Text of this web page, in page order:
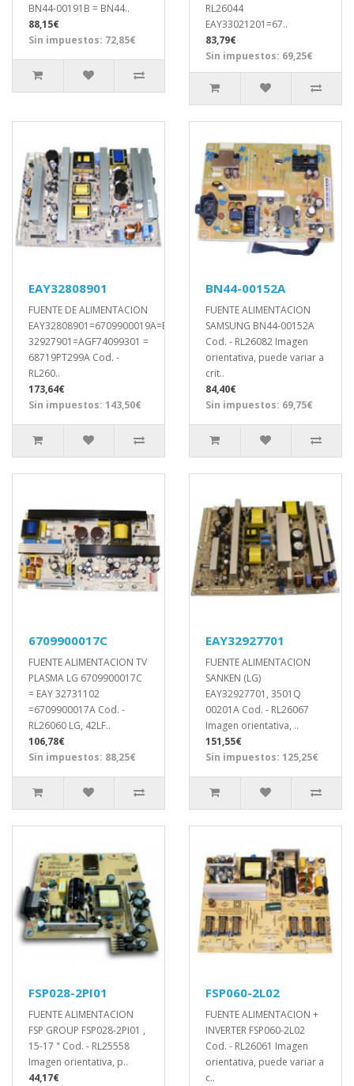
BN44-00191B = BN44..
88,15€
Sin impuestos: 72,85€
RL26044
EAY33021201=67..
83,79€
Sin impuestos: 69,25€
EAY32808901
FUENTE DE ALIMENTACION
EAY32808901=6709900019A=EAY
32927901=AGF74099301 =
68719PT299A Cod. -
RL260..
173,64€
Sin impuestos: 143,50€
BN44-00152A
FUENTE ALIMENTACION
SAMSUNG BN44-00152A
Cod. - RL26082 Imagen
orientativa, puede variar a
crit..
84,40€
Sin impuestos: 69,75€
6709900017C
FUENTE ALIMENTACION TV
PLASMA LG 6709900017C
= EAY 32731102
=6709900017A Cod. -
RL26060 LG, 42LF..
106,78€
Sin impuestos: 88,25€
EAY32927701
FUENTE ALIMENTACION
SANKEN (LG)
EAY32927701, 3501Q
00201A Cod. - RL26067
Imagen orientativa, ..
151,55€
Sin impuestos: 125,25€
FSP028-2PI01
FUENTE ALIMENTACION
FSP GROUP FSP028-2PI01 ,
15-17 " Cod. - RL25558
Imagen orientativa, p..
44,17€
FSP060-2L02
FUENTE ALIMENTACION +
INVERTER FSP060-2L02
Cod. - RL26061 Imagen
orientativa, puede variar a
c..